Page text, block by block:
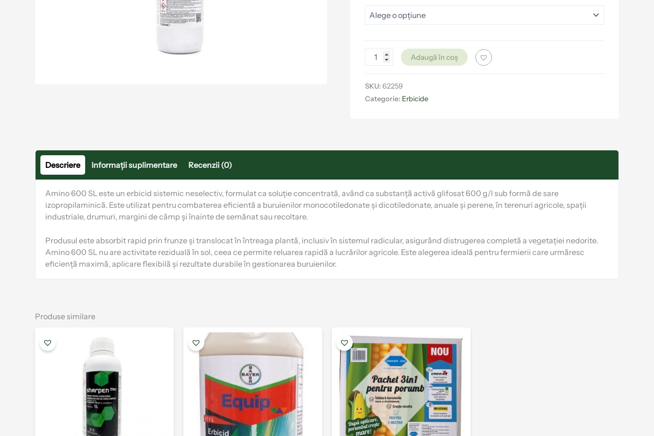
Adaugă în coș
SKU: 62259
Categorie: Erbicide
Descriere Informații suplimentare Recenzii (0)
Amino 600 SL este un erbicid sistemic neselectiv, formulat ca soluție concentrată, având ca substanță activă glifosat 600 g/l sub formă de sare
izopropilaminică. Este utilizat pentru combaterea eficientă a buruienilor monocotiledonate și dicotiledonate, anuale și perene, în terenuri agricole, spații
industriale, drumuri, margini de câmp și înainte de semănat sau recoltare.
Produsul este absorbit rapid prin frunze și translocat în întreaga plantă, inclusiv în sistemul radicular, asigurând distrugerea completă a vegetației nedorite.
Amino 600 SL nu are activitate reziduală în sol, ceea ce permite reluarea rapidă a lucrărilor agricole. Este alegerea ideală pentru fermierii care urmăresc
eficiență maximă, aplicare flexibilă și rezultate durabile în gestionarea buruienilor.
Produse similare
Interval
prețuri:
112.00 lei
până
la
518.00 lei
produs
are
mai
multe
variații.
pot
fi
de
prețuri:
47.00 lei
până
la
208.00 lei
produs
are
mai
multe
variații.
Opțiunile
pot
fi